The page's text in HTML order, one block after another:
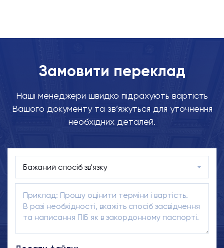
Замовити переклад
Наші менеджери швидко підрахують вартість
Вашого документу та зв’яжуться для уточнення
необхідних деталей.